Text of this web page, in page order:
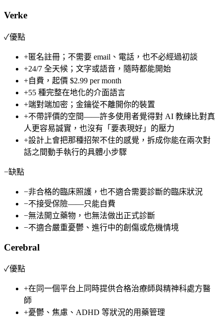
Verke
✓優點
+匿名註冊；不需要 email、電話，也不必經過初談
+24/7 全天候；文字或語音，隨時都能開始
+自費，起價 $2.99 per month
+55 種完整在地化的介面語言
+端對端加密；金鑰從不離開你的裝置
+不帶評價的空間——許多使用者覺得對 AI 教練比對真
人更容易誠實，也沒有「要表現好」的壓力
+設計上會把那種招架不住的感覺，拆成你能在兩次對
話之間動手執行的具體小步驟
−缺點
−非合格的臨床照護，也不適合需要診斷的臨床狀況
−不接受保險——只能自費
−無法開立藥物，也無法做出正式診斷
−不適合嚴重憂鬱、進行中的創傷或危機情境
Cerebral
✓優點
+在同一個平台上同時提供合格治療師與精神科處方醫
師
+憂鬱、焦慮、ADHD 等狀況的用藥管理